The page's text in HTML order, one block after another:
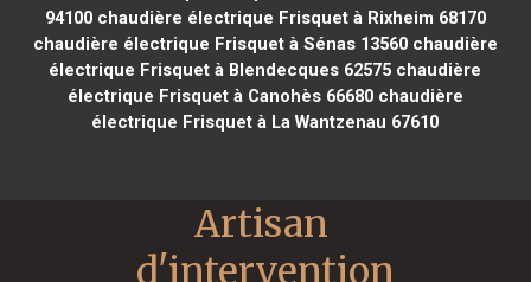
94100chaudière électrique Frisquet à Rixheim 68170
chaudière électrique Frisquet à Sénas 13560chaudière
électrique Frisquet à Blendecques 62575 chaudière
électrique Frisquet à Canohès 66680chaudière
électrique Frisquet à La Wantzenau 67610
Artisan
d'intervention